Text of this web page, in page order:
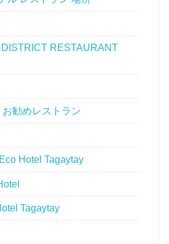
RESTAURANT
お勧めレストラン
Hotel Tagaytay
Tagaytay